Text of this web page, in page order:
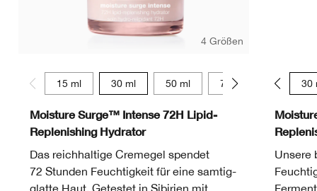
4 Größen
15 ml 30 ml 50 ml 75 ml
Moisture Surge™ Intense 72H Lipid-
Replenishing Hydrator
Das reichhaltige Cremegel spendet
72 Stunden Feuchtigkeit für eine samtig-
glatte Haut. Getestet in Sibirien mit
30
Unsere